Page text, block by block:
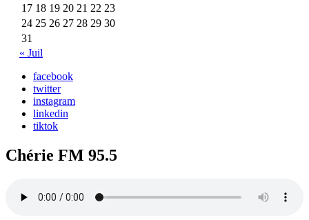
17 18 19 20 21 22 23
24 25 26 27 28 29 30
31
« Juil
facebook
twitter
instagram
linkedin
tiktok
Chérie FM 95.5